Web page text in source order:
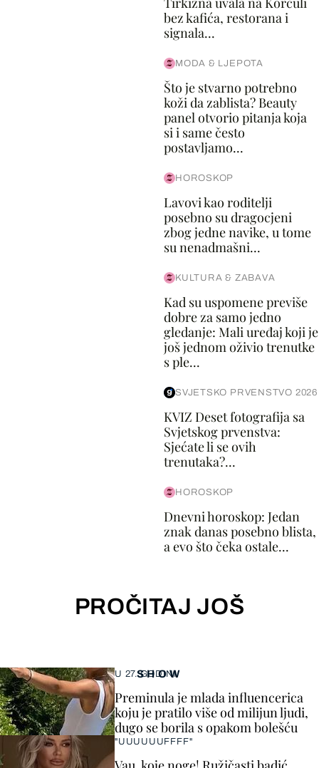
bez kafića, restorana i
signala...
MODA & LJEPOTA
Što je stvarno potrebno
koži da zablista? Beauty
panel otvorio pitanja koja
si i same često
postavljamo...
HOROSKOP
Lavovi kao roditelji
posebno su dragocjeni
zbog jedne navike, u tome
su nenadmašni...
KULTURA & ZABAVA
Kad su uspomene previše
dobre za samo jedno
gledanje: Mali uređaj koji je
još jednom oživio trenutke
s ple...
SVJETSKO PRVENSTVO 2026
KVIZ Deset fotografija sa
Svjetskog prvenstva:
Sjećate li se ovih
trenutaka?...
HOROSKOP
Dnevni horoskop: Jedan
znak danas posebno blista,
a evo što čeka ostale...
PROČITAJ JOŠ
SHOW
U 27. GODINI
Preminula je mlada influencerica
koju je pratilo više od milijun ljudi,
dugo se borila s opakom bolešću
"UUUUUUFFFF"